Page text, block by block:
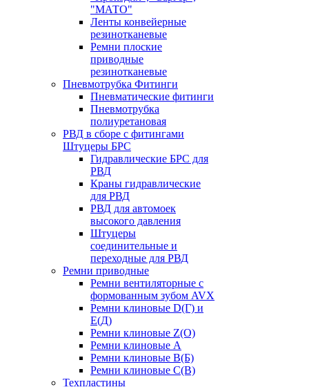
"МАТО"
Ленты конвейерные
резинотканевые
Ремни плоские
приводные
резинотканевые
Пневмотрубка Фитинги
Пневматические фитинги
Пневмотрубка
полиуретановая
РВД в сборе с фитингами
Штуцеры БРС
Гидравлические БРС для
РВД
Краны гидравлические
для РВД
РВД для автомоек
высокого давления
Штуцеры
соединительные и
переходные для РВД
Ремни приводные
Ремни вентиляторные с
формованным зубом AVX
Ремни клиновые D(Г) и
Е(Д)
Ремни клиновые Z(О)
Ремни клиновые А
Ремни клиновые В(Б)
Ремни клиновые С(В)
Техпластины